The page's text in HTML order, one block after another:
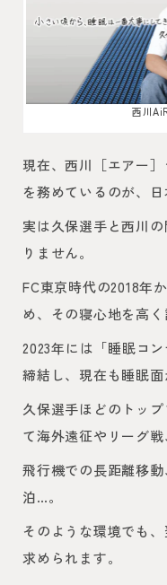
西川
現在、西川［エアー
を務めているのが、
実は久保選手と西川
りません。
FC東京時代の2018年
め、その寝心地を高く
2023年には「睡眠コ
締結し、現在も睡眠面
久保選手ほどのトッ
て海外遠征やリーグ戦
飛行機での長距離移
泊…。
そのような環境でも
求められます。